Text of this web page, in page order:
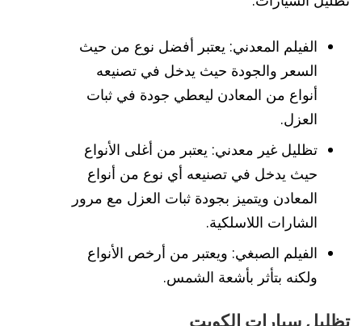
الفيلم المعدني: يعتبر أفضل نوع من حيث
السعر والجودة حيث يدخل في تصنيعه
أنواع من المعادن ليعطي جودة في ثبات
العزل.
تظليل غير معدني: يعتبر من أغلى الأنواع
حيث يدخل في تصنيعه أي نوع من أنواع
المعادن ويتميز بجودة ثبات العزل مع مرور
الشارات اللاسلكية.
الفيلم الصبغي: ويعتبر من أرخص الأنواع
ولكنه بتأثر بأشعة الشمس.
تظليل سيارات الكويت